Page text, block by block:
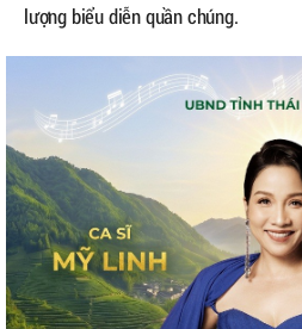
lượng biểu diễn quần chúng.